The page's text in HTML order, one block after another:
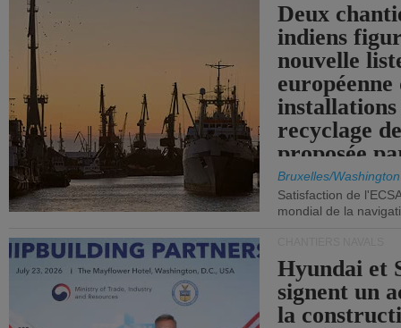
Deux
indiens
nouvelle
européenne
installations
recyclage
proposée
Bruxelles/Washington
Satisfaction de
mondial de la
Hyundai et
signent un
la